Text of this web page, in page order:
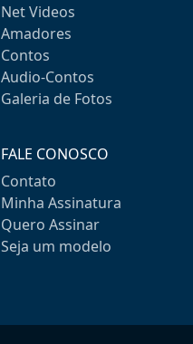
Net Videos
Amadores
Contos
Audio-Contos
Galeria de Fotos
FALE CONOSCO
Contato
Minha Assinatura
Quero Assinar
Seja um modelo